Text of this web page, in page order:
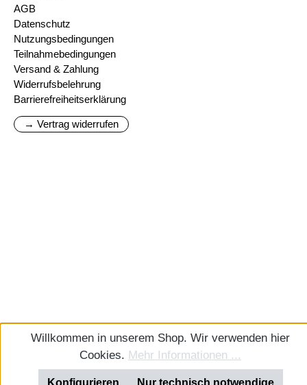
AGB
Datenschutz
Nutzungsbedingungen
Teilnahmebedingungen
Versand & Zahlung
Widerrufsbelehrung
Barrierefreiheitserklärung
→ Vertrag widerrufen
Willkommen in unserem Shop. Wir verwenden hier
Cookies. Mehr Informationen ...
Nur technisch notwendige
Konfigurieren